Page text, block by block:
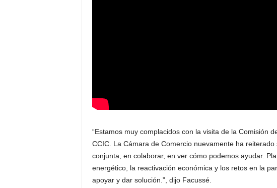
“Estamos muy complacidos con la visita de la Comisión
CCIC. La Cámara de Comercio nuevamente ha
conjunta, en colaborar, en ver cómo podemos ayudar.
energético, la reactivación económica y los retos en la
apoyar y dar solución.”, dijo Facussé.